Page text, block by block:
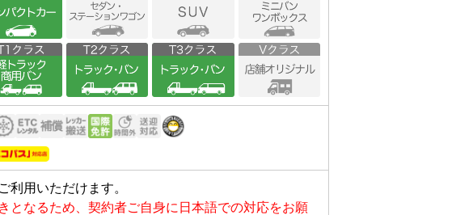
利用いただけます。
となるため、契約者ご自身に日本語での対応をお願